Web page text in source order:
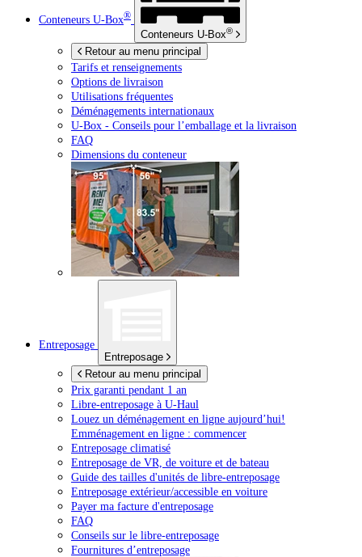
Conteneurs U-Box®
Conteneurs U-Box®
Retour au menu principal
Tarifs et renseignements
Options de livraison
Utilisations fréquentes
Déménagements internationaux
U-Box - Conseils pour l’emballage et la livraison
FAQ
Dimensions du conteneur
Entreposage
Entreposage
Retour au menu principal
Prix garanti pendant 1 an
Libre-entreposage à U-Haul
Louez un déménagement en ligne aujourd’hui!
Emménagement en ligne : commencer
Entreposage climatisé
Entreposage de VR, de voiture et de bateau
Guide des tailles d'unités de libre-entreposage
Entreposage extérieur/accessible en voiture
Payer ma facture d'entreposage
FAQ
Conseils sur le libre-entreposage
Fournitures d’entreposage